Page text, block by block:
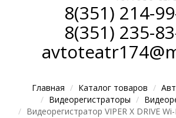
8(351) 214-
8(351) 235-
Главная Каталог товаров
Видеорегистраторы
Видеорегистратор VIPER X DRIVE